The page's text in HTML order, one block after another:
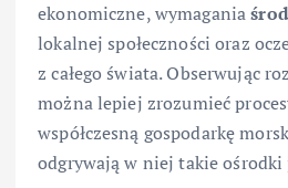
ekonomiczne, wymagania
lokalnej społeczności oraz
z całego świata. Obserwując
można lepiej zrozumieć
współczesną gospodarkę
odgrywają w niej takie